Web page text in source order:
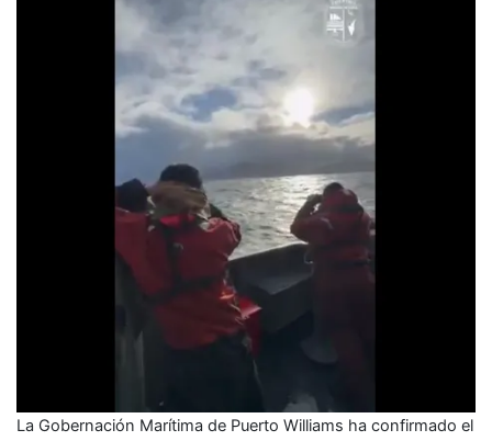
La Gobernación Marítima de Puerto Williams ha confirmado el